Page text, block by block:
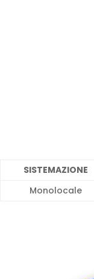
SISTEMAZIONE
Monolocale